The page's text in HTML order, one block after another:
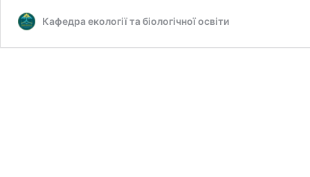
Кафедра екології та біологічної освіти